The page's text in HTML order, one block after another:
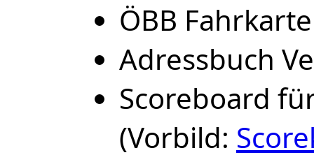
ÖBB
Adressbuch
Scoreboard
(Vorbild: